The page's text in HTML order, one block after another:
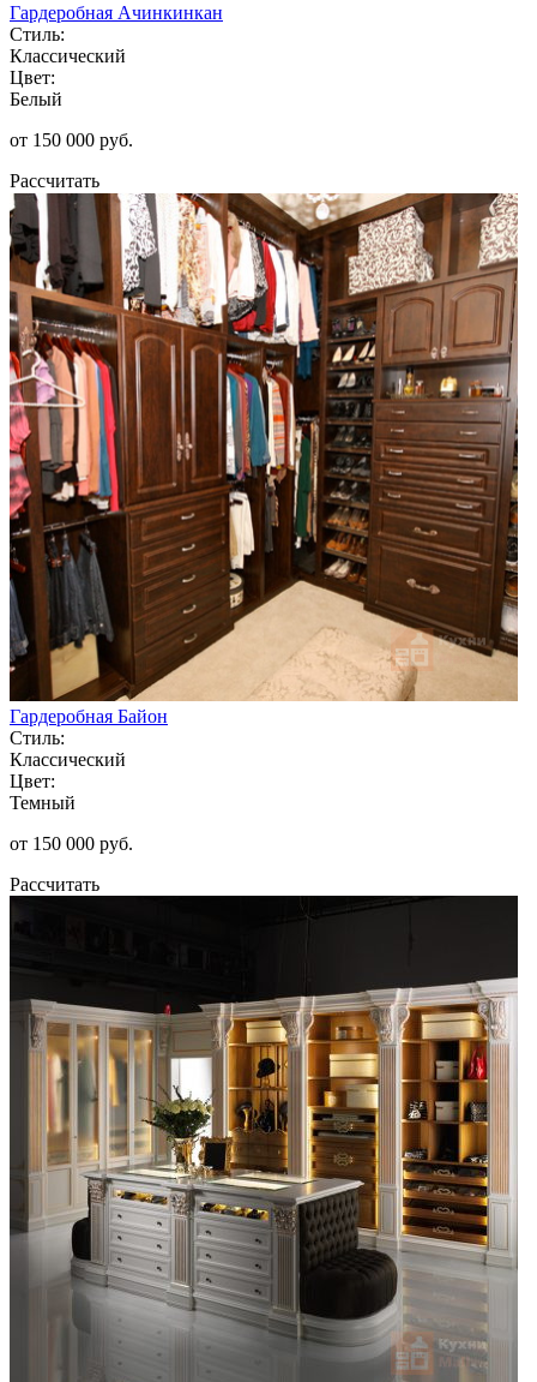
Гардеробная Ачинкинкан
Стиль:
Классический
Цвет:
Белый
от 150 000 руб.
Рассчитать
Гардеробная Байон
Стиль:
Классический
Цвет:
Темный
от 150 000 руб.
Рассчитать